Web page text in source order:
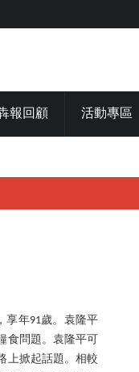
報回顧 活動專區
享年91歲。袁隆平
食問題。袁隆平可
上掀起話題。相較